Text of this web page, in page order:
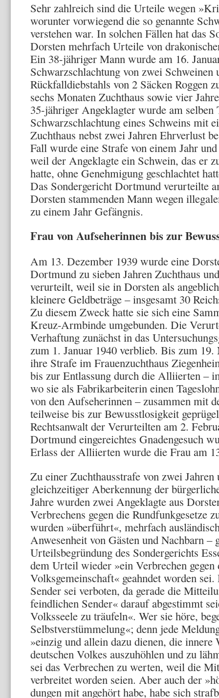
Sehr zahlreich sind die Urteile wegen
worunter vorwiegend die so genannte
verstehen war. In solchen Fällen hat das
Dorsten mehr­fach Urteile von
Ein 38-jähriger Mann wurde am 16.
Schwarzschlachtung von zwei Schweinen
Rückfalldiebstahls von 2 Säcken Roggen
sechs Monaten Zuchthaus sowie vier
35-jähriger Angeklagter wurde am selben
Schwarzschlachtung eines Schweins mit
Zuchthaus nebst zwei Jahren Ehrverlust
Fall wurde eine Strafe von einem Jahr
weil der Angeklagte ein Schwein, das er
hatte, ohne Genehmigung geschlachtet
Das Sondergericht Dortmund verurteilte
Dorsten stam­menden Mann wegen
zu einem Jahr Gefängnis.
Frau von Aufseherinnen bis zur
Am 13. Dezember 1939 wurde eine
Dortmund zu sieben Jahren Zuchthaus
verurteilt, weil sie in Dorsten als
kleinere Geldbeträge – insgesamt 30
Zu diesem Zweck hatte sie sich eine
Kreuz-Armbinde umgebunden. Die
Verhaftung zunächst in das
zum 1. Januar 1940 verblieb. Bis zum 19.
ihre Strafe im Frauen­zuchthaus
bis zur Entlassung durch die Alliierten –
wo sie als Fa­brikarbeiterin einen
von den Aufseherinnen – zusammen mit
teil­weise bis zur Bewusstlosigkeit
Rechtsanwalt der Verurteil­ten am 2.
Dortmund eingereichtes Gnadengesuch
Erlass der Alli­ierten wurde die Frau am
Zu einer Zuchthausstrafe von zwei Jah­ren
gleichzeitiger Aberkennung der
Jahre wurden zwei Angeklagte aus
Verbre­chens gegen die Rundfunkgesetze
wurden »überführt«, mehrfach
Anwesenheit von Gästen und Nachbarn –
Urteilsbegründung des Sondergerichts
dem Urteil wieder »ein Verbrechen gegen
Volksgemeinschaft« geahndet worden
Sen­der sei verboten, da gerade die
feindlichen Sender« dar­auf abgestimmt
Volksseele zu träufeln«. Wer sie höre,
Selbstverstümmelung«; denn jede
»einzig und allein dazu dienen, die innere
deutschen Volkes auszuhöh­len und zu
sei das Verbrechen zu werten, weil die
verbreitet worden seien. Aber auch der
dungen mit angehört habe, habe sich